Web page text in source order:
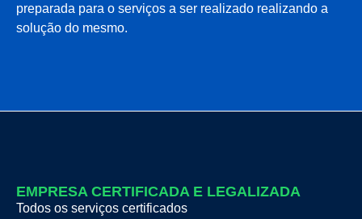
preparada para o serviços a ser realizado realizando a
solução do mesmo.
EMPRESA CERTIFICADA E LEGALIZADA
Todos os serviços certificados